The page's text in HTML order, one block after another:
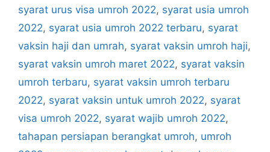
syarat urus visa umroh 2022, syarat usia umroh
2022, syarat usia umroh 2022 terbaru, syarat
vaksin haji dan umrah, syarat vaksin umroh haji,
syarat vaksin umroh maret 2022, syarat vaksin
umroh terbaru, syarat vaksin umroh terbaru
2022, syarat vaksin untuk umroh 2022, syarat
visa umroh 2022, syarat wajib umroh 2022,
tahapan persiapan berangkat umroh, umroh